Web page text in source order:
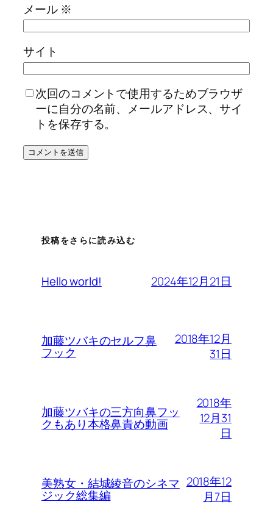
メール ※
サイト
次回のコメントで使用するためブラウザ
ーに自分の名前、メールアドレス、サイ
トを保存する。
投稿をさらに読み込む
Hello world! 2024年12月21日
加藤ツバキのセルフ鼻
フック
2018年12月
31日
加藤ツバキの三方向鼻フッ
クもあり本格鼻責め動画
2018年
12月31
日
美熟女・結城綾音のシネマ
ジック総集編
2018年12
月7日